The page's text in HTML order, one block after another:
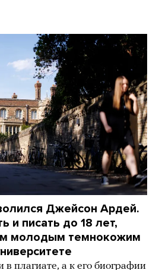
Джейсон Ардей.
и писать до 18 лет,
молодым темнокожим
в плагиате, а к его биографии